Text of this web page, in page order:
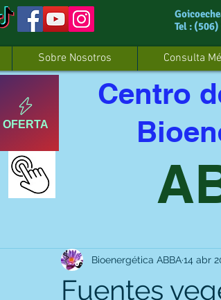
Tel :
Sobre Nosotros Consulta
OFERTA
Centro
Fuentes
Bioenergética ABBA14 abr